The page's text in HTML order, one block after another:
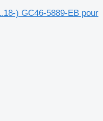
) GC46-5889-EB pour